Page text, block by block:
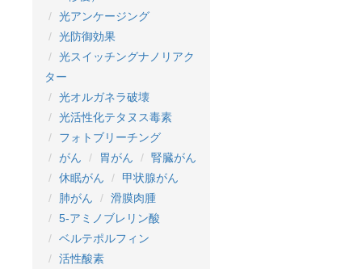
光アンケージング
光防御効果
光スイッチングナノリアク
ター
光オルガネラ破壊
光活性化テタヌス毒素
フォトブリーチング
がん
胃がん
腎臓がん
休眠がん
甲状腺がん
肺がん
滑膜肉腫
5-アミノブレリン酸
ベルテポルフィン
活性酸素